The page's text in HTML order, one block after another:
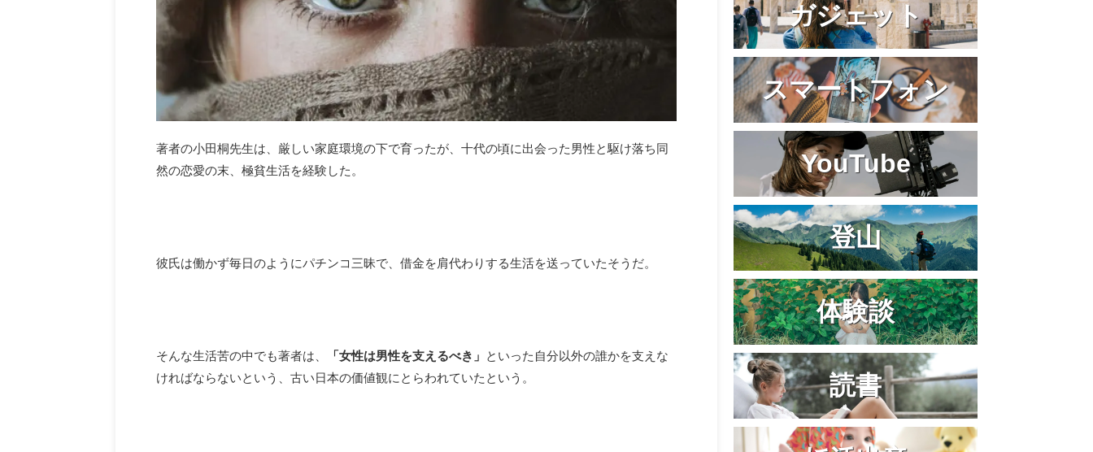
著者の小田桐先生は、厳しい家庭環境の下で育ったが、十代の頃に出会った男性と駆け落ち同
然の恋愛の末、極貧生活を経験した。
彼氏は働かず毎日のようにパチンコ三昧で、借金を肩代わりする生活を送っていたそうだ。
そんな生活苦の中でも著者は、 「女性は男性を支えるべき」 といった自分以外の誰かを支えな
ければならないという、古い日本の価値観にとらわれていたという。
ガジェット
スマートフォン
YouTube
登山
体験談
読書